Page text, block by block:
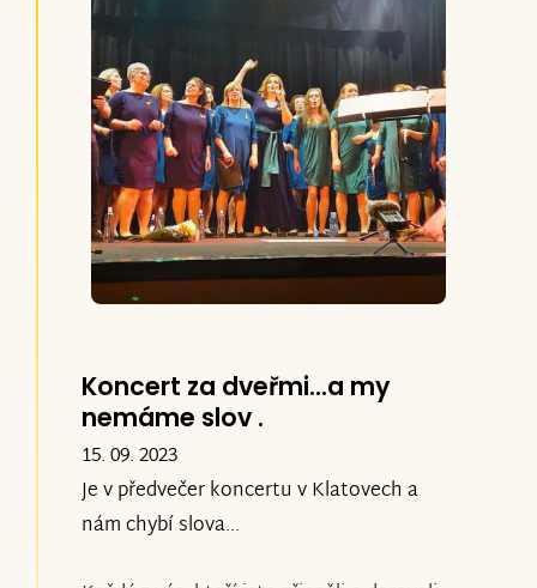
Díky moc Café Jednorožec a Městské
knihovně Klatovy za vstřícnost, zázemí a
podporu. Jste a jsou skvělí.
Další zprávy ke sbírce a k léčbě Oliverka
můžete sledovatzde
Děkujeme a klobouček, lidi milí.
a Zuzka & Oliverek
Koncert za dveřmi...a my
nemáme slov .
15. 09. 2023
Je v předvečer koncertu v Klatovech a
nám chybí slova...